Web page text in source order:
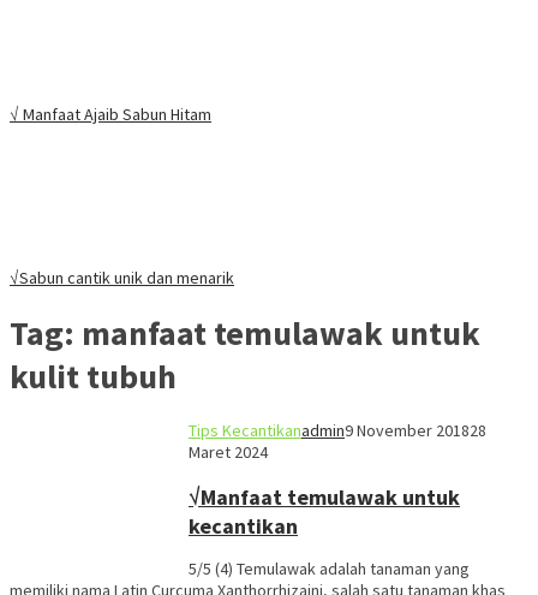
√ Manfaat Ajaib Sabun Hitam
√Sabun cantik unik dan menarik
Tag: manfaat temulawak untuk
kulit tubuh
Tips Kecantikanadmin9 November 201828
Maret 2024
√Manfaat temulawak untuk
kecantikan
5/5 (4) Temulawak adalah tanaman yang
memiliki nama Latin Curcuma Xanthorrhizaini, salah satu tanaman khas